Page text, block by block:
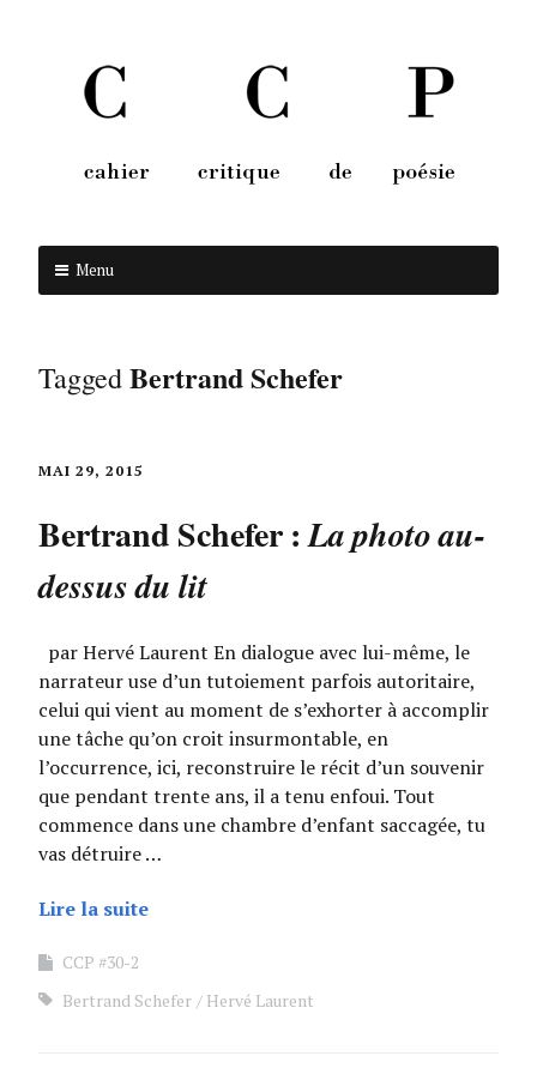
Menu
TaggedBertrand Schefer
MAI 29, 2015
Bertrand Schefer :La photo au-
dessus du lit
par Hervé Laurent En dialogue avec lui-même, le
narrateur use d’un tutoiement parfois autoritaire,
celui qui vient au moment de s’exhorter à accomplir
une tâche qu’on croit insurmontable, en
l’occurrence, ici, reconstruire le récit d’un souvenir
que pendant trente ans, il a tenu enfoui. Tout
commence dans une chambre d’enfant saccagée, tu
vas détruire …
Lire la suite
CCP #30-2
Bertrand Schefer
Hervé Laurent